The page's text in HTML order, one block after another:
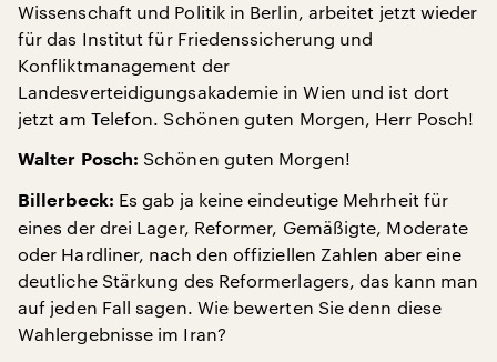
Wissenschaft und Politik in Berlin, arbeitet jetzt wieder
für das Institut für Friedenssicherung und
Konfliktmanagement der
Landesverteidigungsakademie in Wien und ist dort
jetzt am Telefon. Schönen guten Morgen, Herr Posch!
Walter Posch: Schönen guten Morgen!
Billerbeck: Es gab ja keine eindeutige Mehrheit für
eines der drei Lager, Reformer, Gemäßigte, Moderate
oder Hardliner, nach den offiziellen Zahlen aber eine
deutliche Stärkung des Reformerlagers, das kann man
auf jeden Fall sagen. Wie bewerten Sie denn diese
Wahlergebnisse im Iran?